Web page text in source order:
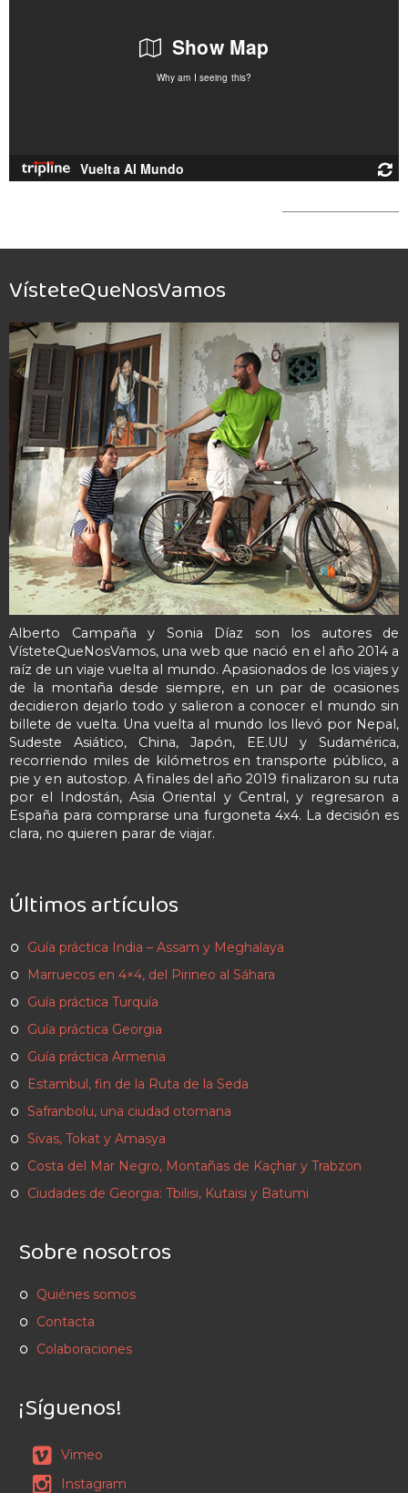
VísteteQueNosVamos
Alberto Campaña y Sonia Díaz son los autores de
VísteteQueNosVamos, una web que nació en el año 2014 a
raíz de un viaje vuelta al mundo. Apasionados de los viajes y
de la montaña desde siempre, en un par de ocasiones
decidieron dejarlo todo y salieron a conocer el mundo sin
billete de vuelta. Una vuelta al mundo los llevó por Nepal,
Sudeste Asiático, China, Japón, EE.UU y Sudamérica,
recorriendo miles de kilómetros en transporte público, a
pie y en autostop. A finales del año 2019 finalizaron su ruta
por el Indostán, Asia Oriental y Central, y regresaron a
España para comprarse una furgoneta 4x4. La decisión es
clara, no quieren parar de viajar.
Últimos artículos
Guía práctica India – Assam y Meghalaya
Marruecos en 4×4, del Pirineo al Sáhara
Guía práctica Turquía
Guía práctica Georgia
Guía práctica Armenia
Estambul, fin de la Ruta de la Seda
Safranbolu, una ciudad otomana
Sivas, Tokat y Amasya
Costa del Mar Negro, Montañas de Kaçhar y Trabzon
Ciudades de Georgia: Tbilisi, Kutaisi y Batumi
Sobre nosotros
Quiénes somos
Contacta
Colaboraciones
¡Síguenos!
Vimeo
Instagram